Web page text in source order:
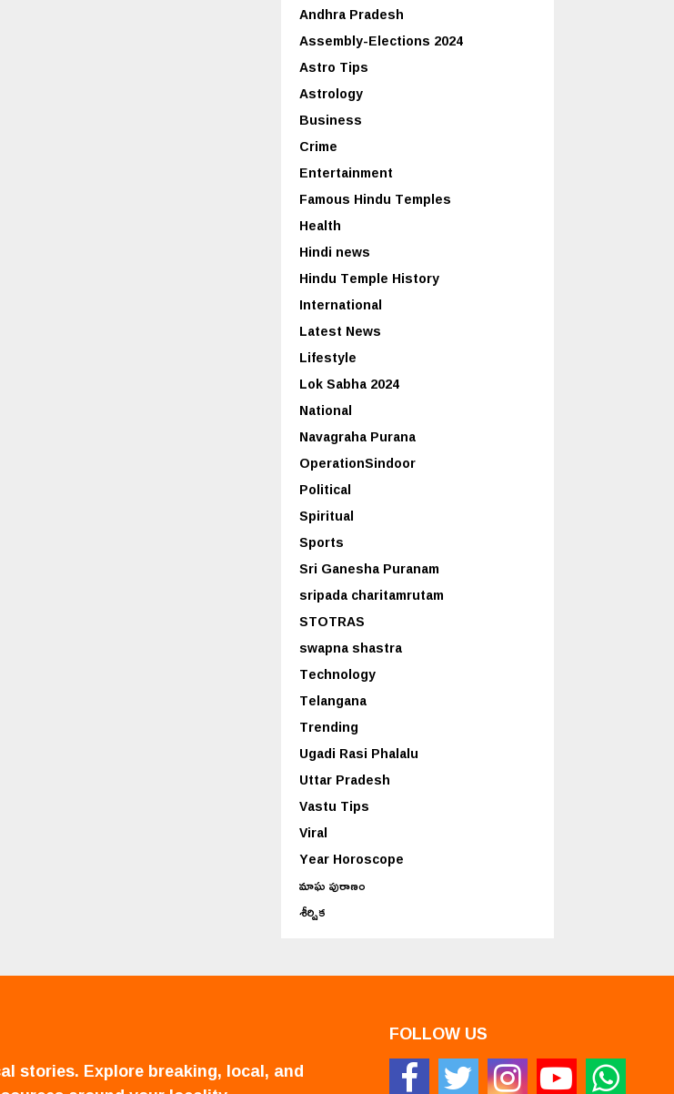
Andhra Pradesh
Assembly-Elections 2024
Astro Tips
Astrology
Business
Crime
Entertainment
Famous Hindu Temples
Health
Hindi news
Hindu Temple History
International
Latest News
Lifestyle
Lok Sabha 2024
National
Navagraha Purana
OperationSindoor
Political
Spiritual
Sports
Sri Ganesha Puranam
sripada charitamrutam
STOTRAS
swapna shastra
Technology
Telangana
Trending
Ugadi Rasi Phalalu
Uttar Pradesh
Vastu Tips
Viral
Year Horoscope
మాఘ పురాణం
శీర్షిక
stories. Explore breaking, local, and
FOLLOW US